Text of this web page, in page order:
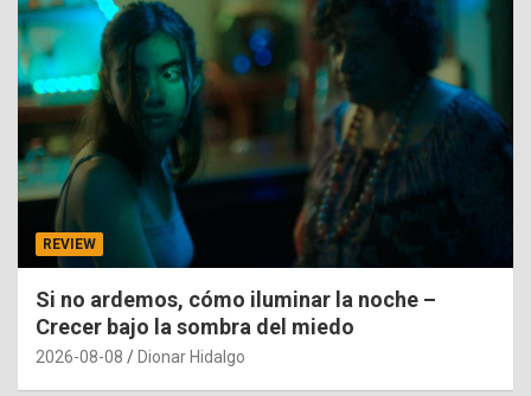
REVIEW
Si no ardemos, cómo iluminar la noche –
Crecer bajo la sombra del miedo
2026-08-08 Dionar Hidalgo